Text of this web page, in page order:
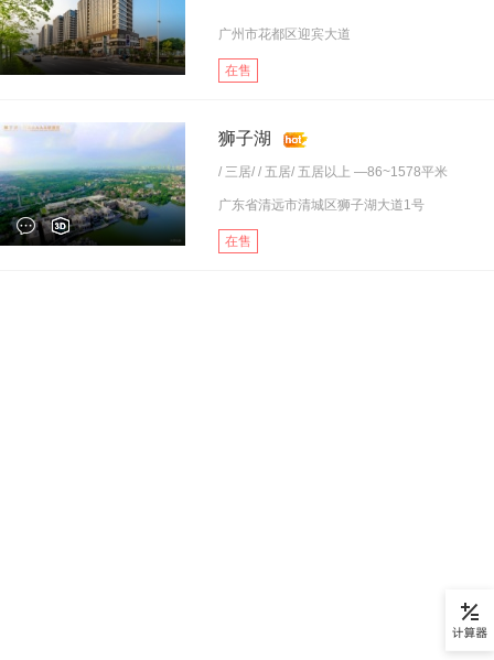
广州市花都区迎宾大道
在售
狮子湖
/ 三居/ / 五居/ 五居以上 —86~1578平米
广东省清远市清城区狮子湖大道1号
在售